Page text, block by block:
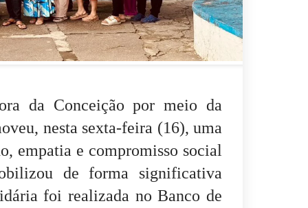
da Conceição por meio da
nesta sexta-feira (16), uma
empatia e compromisso social
de forma significativa
foi realizada no Banco de